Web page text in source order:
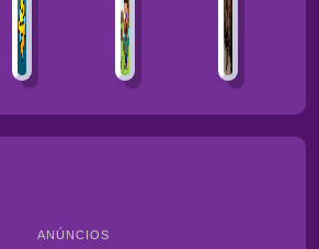
ANÚNCIOS